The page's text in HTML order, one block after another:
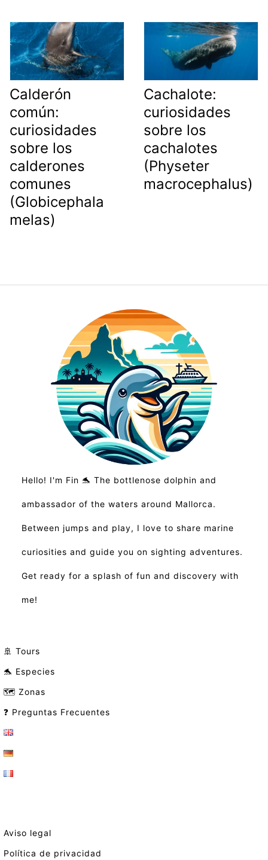
Calderón
común:
curiosidades
sobre los
calderones
comunes
(Globicephala
melas)
Cachalote:
curiosidades
sobre los
cachalotes
(Physeter
macrocephalus)
Hello! I'm Fin 🐬 The bottlenose dolphin and
ambassador of the waters around Mallorca.
Between jumps and play, I love to share marine
curiosities and guide you on sighting adventures.
Get ready for a splash of fun and discovery with
me!
🚢 Tours
🐬 Especies
🗺️ Zonas
❓ Preguntas Frecuentes
Aviso legal
Política de privacidad